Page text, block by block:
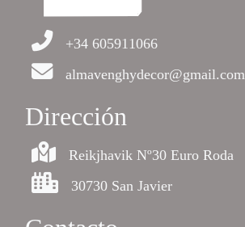
+34 605911066
almavenghydecor@gmail.com
Dirección
Reikjhavik Nº30 Euro Roda
30730 San Javier